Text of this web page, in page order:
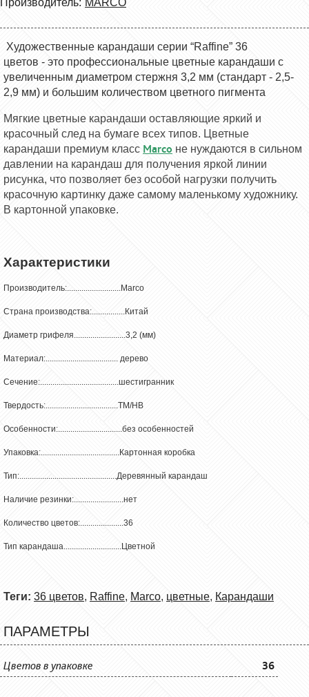
Художественные карандаши серии “Raffine” 36
цветов - это профессиональные цветные карандаши с
увеличенным диаметром стержня 3,2 мм (стандарт - 2,5-
2,9 мм) и большим количеством цветного пигмента
Мягкие цветные карандаши оставляющие яркий и
красочный след на бумаге всех типов. Цветные
карандаши премиум класс Marco не нуждаются в сильном
давлении на карандаш для получения яркой линии
рисунка, что позволяет без особой нагрузки получить
красочную картинку даже самому маленькому художнику.
В картонной упаковке.
Характеристики
Производитель:..........................Marco
Страна производства:................Китай
Диаметр грифеля.........................3,2 (мм)
Материал:................................... дерево
Сечение:......................................шестигранник
Твердость:...................................ТМ/НВ
Особенности:...............................без особенностей
Упаковка:......................................Картонная коробка
Тип:...............................................Деревянный карандаш
Наличие резинки:........................нет
Количество цветов:.....................36
Тип карандаша............................Цветной
Теги: 36 цветов, Raffine, Marco, цветные, Карандаши
ПАРАМЕТРЫ
Цветов в упаковке 36